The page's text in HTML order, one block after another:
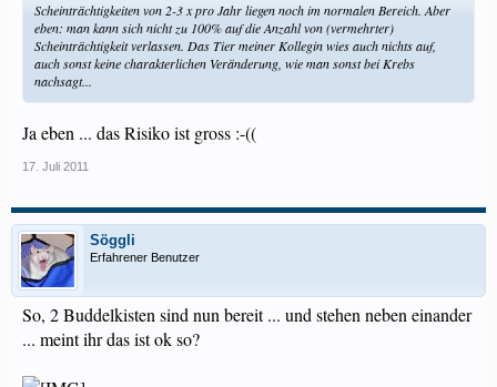
Scheinträchtigkeiten von 2-3 x pro Jahr liegen noch im normalen Bereich. Aber
eben: man kann sich nicht zu 100% auf die Anzahl von (vermehrter)
Scheinträchtigkeit verlassen. Das Tier meiner Kollegin wies auch nichts auf,
auch sonst keine charakterlichen Veränderung, wie man sonst bei Krebs
nachsagt...
Ja eben ... das Risiko ist gross :-((
17. Juli 2011
Söggli
Erfahrener Benutzer
So, 2 Buddelkisten sind nun bereit ... und stehen neben einander
... meint ihr das ist ok so?